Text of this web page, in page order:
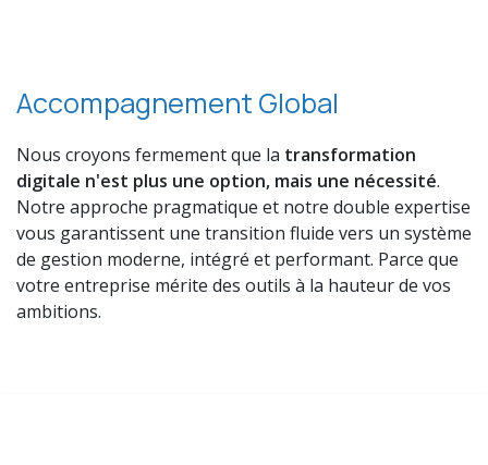
Accompagnement Global
Nous croyons fermement que la transformation
digitale n'est plus une option, mais une nécessité.
Notre approche pragmatique et notre double expertise
vous garantissent une transition fluide vers un système
de gestion moderne, intégré et performant. Parce que
votre entreprise mérite des outils à la hauteur de vos
ambitions.